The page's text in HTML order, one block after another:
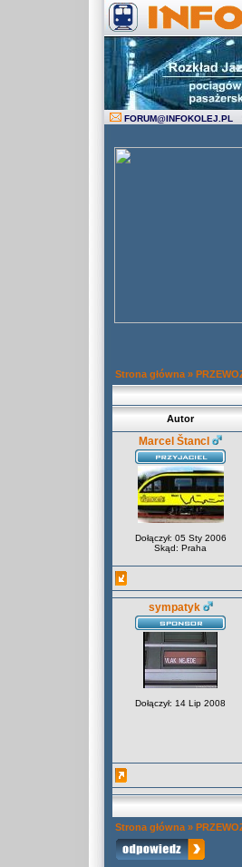
FORUM@INFOKOLEJ.PL
Strona główna »
Autor
Marcel Štancl
Dołączył: 05 Sty 2006
Skąd: Praha
sympatyk
Dołączył: 14 Lip 2008
Strona główna »